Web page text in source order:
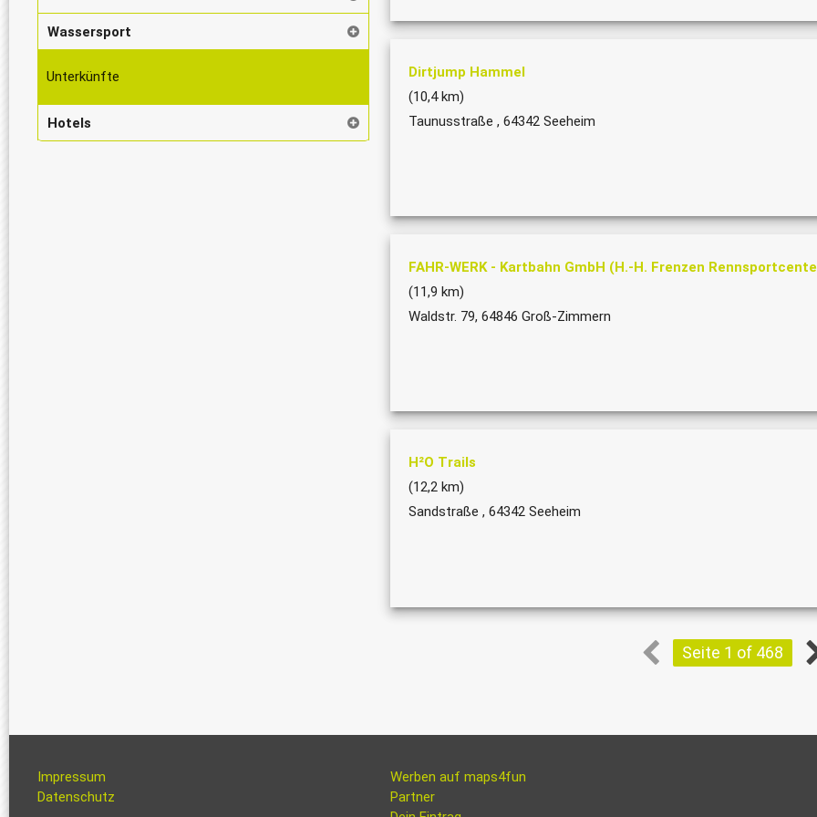
Wassersport
Unterkünfte
Hotels
Dirtjump Hammel
(10,4 km)
Taunusstraße , 64342 Seeheim
FAHR-WERK - Kartbahn GmbH (H.-H. Frenzen
(11,9 km)
Waldstr. 79, 64846 Groß-Zimmern
H²O Trails
(12,2 km)
Sandstraße , 64342 Seeheim
Seite 1 of 468
Impressum
Datenschutz
Werben auf maps4fun
Partner